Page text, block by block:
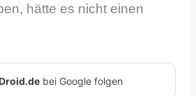
hätte es nicht einen
bei Google folgen